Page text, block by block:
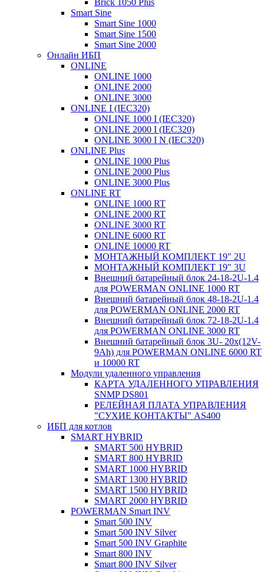
Brick 1050 Plus
Smart Sine
Smart Sine 1000
Smart Sine 1500
Smart Sine 2000
Онлайн ИБП
ONLINE
ONLINE 1000
ONLINE 2000
ONLINE 3000
ONLINE I (IEC320)
ONLINE 1000 I (IEC320)
ONLINE 2000 I (IEC320)
ONLINE 3000 I N (IEC320)
ONLINE Plus
ONLINE 1000 Plus
ONLINE 2000 Plus
ONLINE 3000 Plus
ONLINE RT
ONLINE 1000 RT
ONLINE 2000 RT
ONLINE 3000 RT
ONLINE 6000 RT
ONLINE 10000 RT
МОНТАЖНЫЙ КОМПЛЕКТ 19" 2U
МОНТАЖНЫЙ КОМПЛЕКТ 19" 3U
Внешний батарейный блок 24-18-2U-1.4
для POWERMAN ONLINE 1000 RT
Внешний батарейный блок 48-18-2U-1.4
для POWERMAN ONLINE 2000 RT
Внешний батарейный блок 72-18-2U-1.4
для POWERMAN ONLINE 3000 RT
Внешний батарейный блок 3U- 20x(12V-
9Ah) для POWERMAN ONLINE 6000 RT
и 10000 RT
Модули удаленного управления
КАРТА УДАЛЕННОГО УПРАВЛЕНИЯ
SNMP DS801
РЕЛЕЙНАЯ ПЛАТА УПРАВЛЕНИЯ
"СУХИЕ КОНТАКТЫ" AS400
ИБП для котлов
SMART HYBRID
SMART 500 HYBRID
SMART 800 HYBRID
SMART 1000 HYBRID
SMART 1300 HYBRID
SMART 1500 HYBRID
SMART 2000 HYBRID
POWERMAN Smart INV
Smart 500 INV
Smart 500 INV Silver
Smart 500 INV Graphite
Smart 800 INV
Smart 800 INV Silver